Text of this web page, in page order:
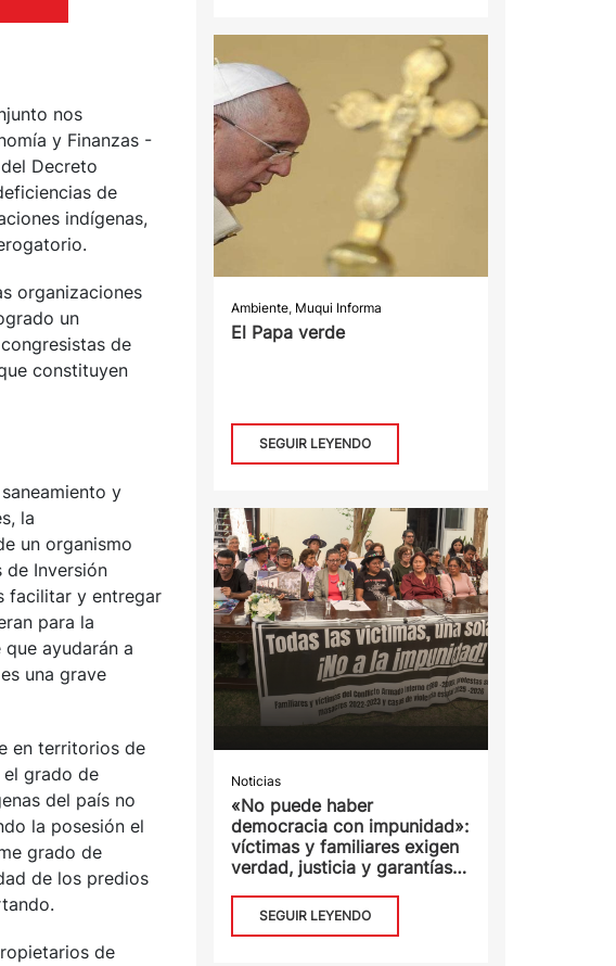
nos
y Finanzas -
Decreto
de
indígenas,
organizaciones
un
de
constituyen
y
la
un organismo
de Inversión
facilitar y entregar
para la
ayudarán a
una grave
en territorios de
el grado de
del país no
la posesión el
grado de
de los predios
de
Ambiente, Muqui Informa
El Papa verde
SEGUIR LEYENDO
Noticias
«No puede haber
democracia con impunidad»:
víctimas y familiares exigen
verdad, justicia y garantías
SEGUIR LEYENDO